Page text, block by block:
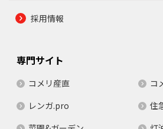
採用情報
専門サイト
コメリ産直
コ
レンガ.pro
住